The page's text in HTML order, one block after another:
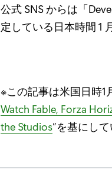
公式 SNS からは「
定している日本時間 1
※この記事は米国日時1
Watch Fable, Forza
the Studios”を基にして